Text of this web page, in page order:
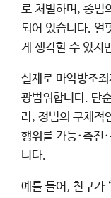
로 처벌하며, 종범
되어 있습니다. 얼
게 생각할 수 있지
실제로 마약방조
광범위합니다. 단
라, 정범의 구체적
행위를 가능·촉진
니다.
예를 들어, 친구가